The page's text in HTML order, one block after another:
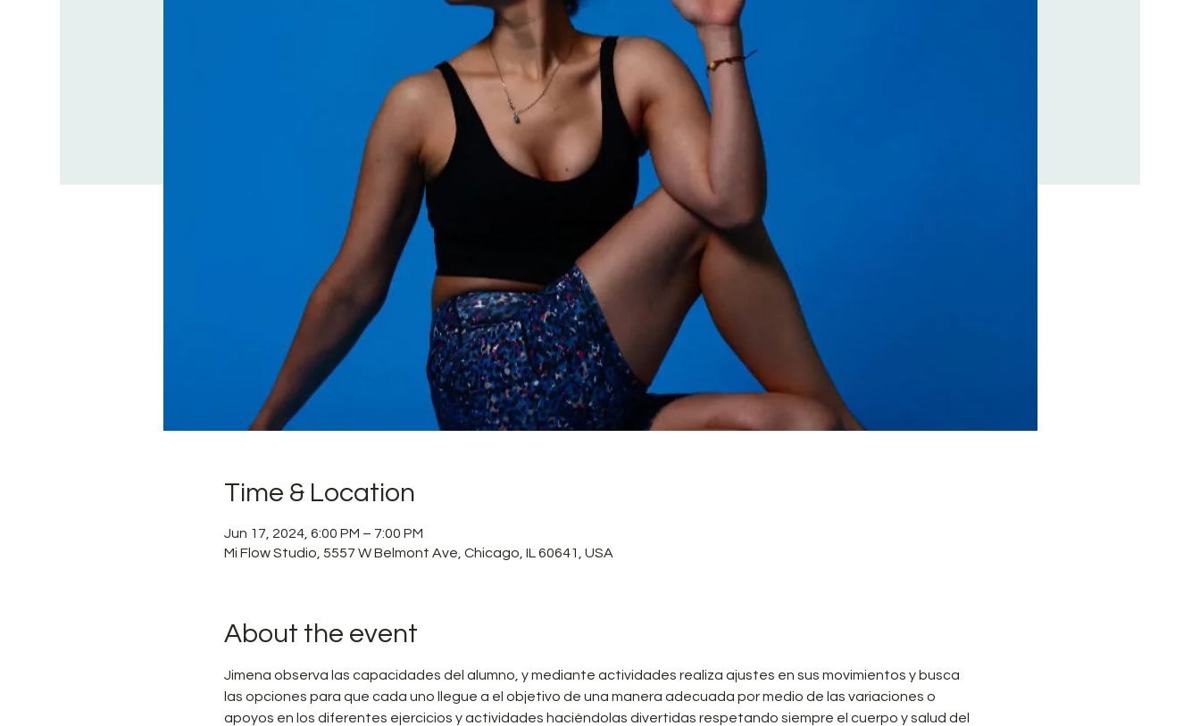
Time & Location
Jun 17, 2024, 6:00 PM – 7:00 PM
Mi Flow Studio, 5557 W Belmont Ave, Chicago, IL 60641, USA
About the event
Jimena observa las capacidades del alumno, y mediante actividades realiza ajustes en sus movimientos y busca
las opciones para que cada uno llegue a el objetivo de una manera adecuada por medio de las variaciones o
apoyos en los diferentes ejercicios y actividades haciéndolas divertidas respetando siempre el cuerpo y salud del